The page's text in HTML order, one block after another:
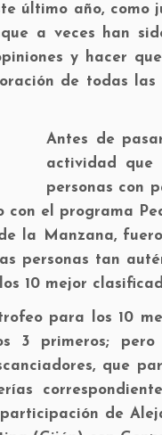
último año, como
a veces han
y hacer
de todas
Antes de
actividad que
personas con
con el programa
la Manzana,
personas tan
10 mejor
para los 10
3 primeros; pero
que
de